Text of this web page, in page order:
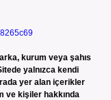
kurum veya şahıs
yalnızca kendi
yer alan içerikler
ve kişiler hakkında